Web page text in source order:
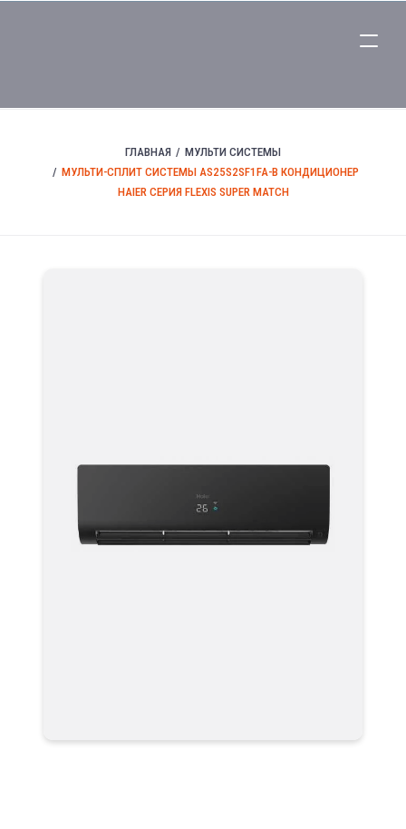
ГЛАВНАЯ
МУЛЬТИ СИСТЕМЫ
МУЛЬТИ-СПЛИТ СИСТЕМЫ AS25S2SF1FA-B КОНДИЦИОНЕР
HAIER СЕРИЯ FLEXIS SUPER MATCH